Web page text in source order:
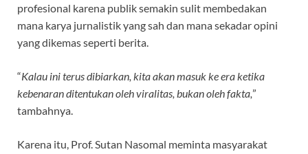
profesional karena publik semakin sulit membedakan
mana karya jurnalistik yang sah dan mana sekadar opini
yang dikemas seperti berita.
“Kalau ini terus dibiarkan, kita akan masuk ke era ketika
kebenaran ditentukan oleh viralitas, bukan oleh fakta,”
tambahnya.
Karena itu, Prof. Sutan Nasomal meminta masyarakat